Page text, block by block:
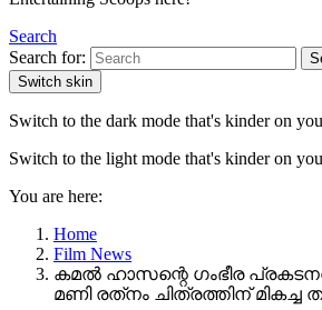
Search
Search for:
Switch skin
Switch to the dark mode that's kinder on
Switch to the light mode that's kinder on
You are here:
Home
Film News
കമൽ ഹാസന്റെ ഗംഭീര
മണി രത്‌നം ചിത്രത്തിന് മികച്ച